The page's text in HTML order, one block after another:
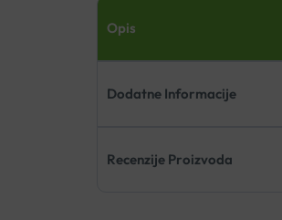
Opis
Dodatne Informacije
Recenzije Proizvoda